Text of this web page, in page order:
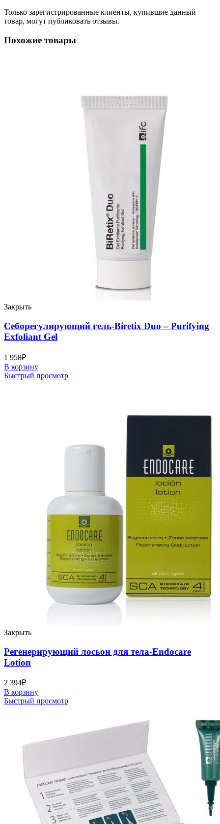
Только зарегистрированные клиенты, купившие данный
товар, могут публиковать отзывы.
Похожие товары
Закрыть
Себорегулирующий гель-Biretix Duo – Purifying
Exfoliant Gel
1 958₽
В корзину
Быстрый просмотр
Закрыть
Регенерирующий лосьон для тела-Endocare
Lotion
2 394₽
В корзину
Быстрый просмотр